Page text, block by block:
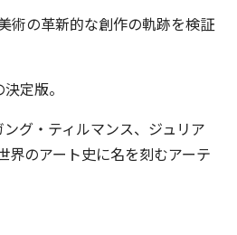
術の革新的な創作の軌跡を検証
定版。
グ・ティルマンス、ジュリア
界のアート史に名を刻むアーテ